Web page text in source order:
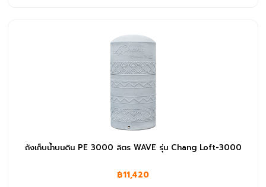
ถังเก็บน้ำบนดิน PE 3000 ลิตร WAVE รุ่น Chang Loft-3000
฿11,420